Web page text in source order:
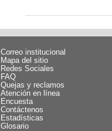
Correo institucional
Mapa del sitio
Redes Sociales
FAQ
Quejas y reclamos
Atención en línea
Encuesta
Contáctenos
Estadísticas
Glosario